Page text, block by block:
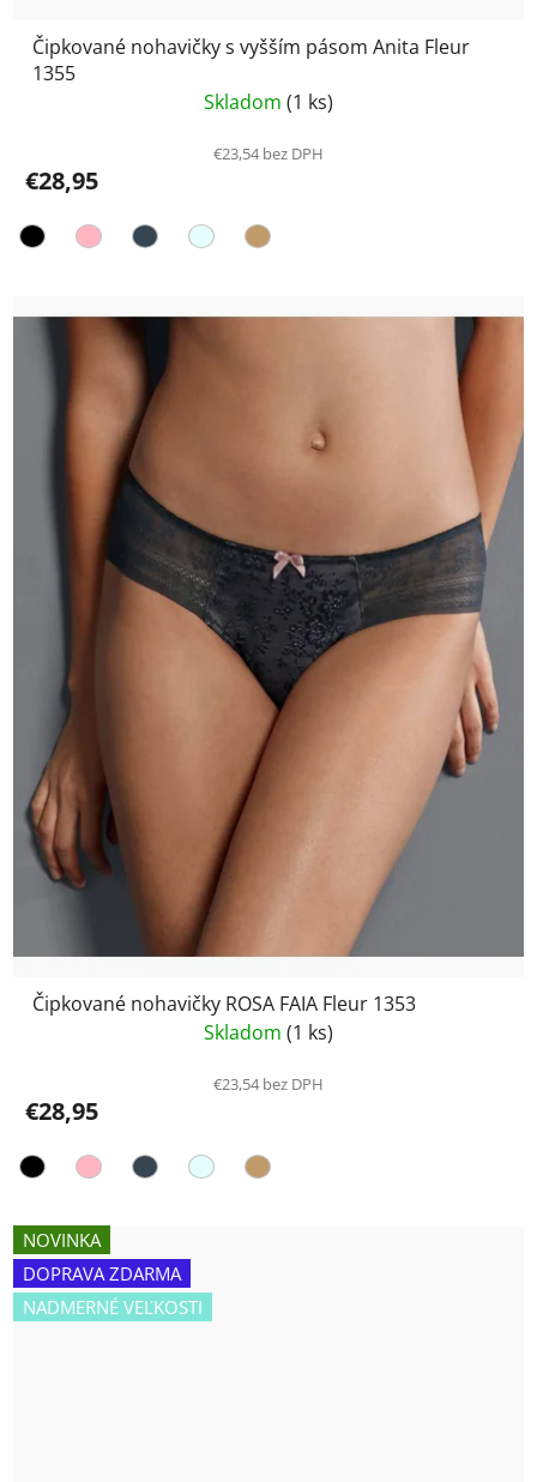
Čipkované nohavičky s vyšším pásom Anita Fleur
1355
Skladom (1 ks)
€23,54 bez DPH
€28,95
Čipkované nohavičky ROSA FAIA Fleur 1353
Skladom (1 ks)
€23,54 bez DPH
€28,95
NOVINKA
DOPRAVA ZDARMA
NADMERNÉ VEĽKOSTI